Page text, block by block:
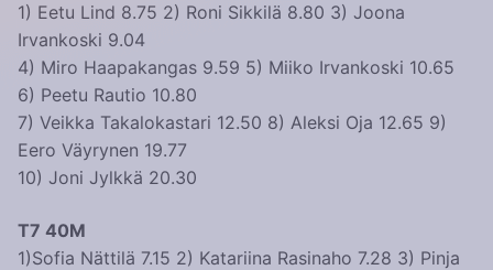
1) Eetu Lind 8.75 2) Roni Sikkilä 8.80 3) Joona
Irvankoski 9.04
4) Miro Haapakangas 9.59 5) Miiko Irvankoski 10.65
6) Peetu Rautio 10.80
7) Veikka Takalokastari 12.50 8) Aleksi Oja 12.65 9)
Eero Väyrynen 19.77
10) Joni Jylkkä 20.30
T7 40M
1)Sofia Nättilä 7.15 2) Katariina Rasinaho 7.28 3) Pinja